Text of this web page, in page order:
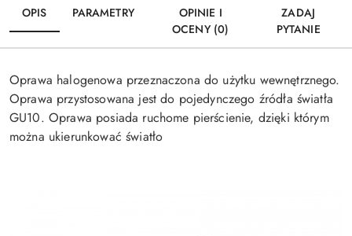
OPIS PARAMETRY
OPINIE I
OCENY (0)
ZADAJ
PYTANIE
Oprawa halogenowa przeznaczona do użytku wewnętrznego.
Oprawa przystosowana jest do pojedynczego źródła światła
GU10. Oprawa posiada ruchome pierścienie, dzięki którym
można ukierunkować światło